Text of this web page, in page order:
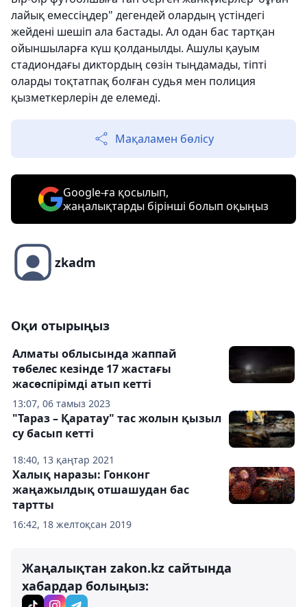
лайық емессіңдер" дегендей олардың үстіндегі
жейдені шешіп ала бастады. Ал одан бас тартқан
ойыншыларға күш қолданылды. Ашулы қауым
стадиондағы диктордың сөзін тыңдамады, тіпті
оларды тоқтатпақ болған судья мен полиция
қызметкерлерін де елемеді.
Мақаламен бөлісу
Google-ға қосылып,
жаңалықтарды бірінші болып оқыңыз
zkadm
Оқи отырыңыз
13:07, 06 тамыз 2023
Алматы облысында жаппай
төбелес кезінде 17 жастағы
жасөспірімді атып кетті
18:40, 13 қаңтар 2021
"Тараз – Қаратау" тас жолын қызыл
су басып кетті
16:42, 18 желтоқсан 2019
Халық наразы: Гонконг
жаңажылдық отшашудан бас
тартты
Жаңалықтан zakon.kz сайтында
хабардар болыңыз: